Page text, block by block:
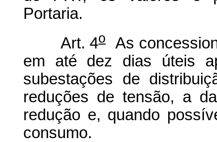
Portaria.
Art. 4oAs
em até dez dias úteis
subestações de
reduções de tensão, a
redução e, quando
consumo.